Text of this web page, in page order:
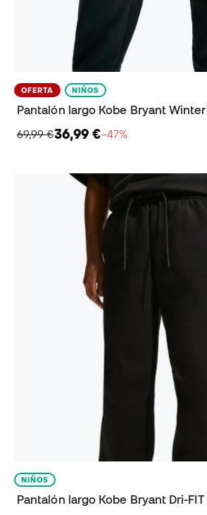
OFERTA NIÑOS
Pantalón largo Kobe Bryant
69,99 €36,99 €−47%
NIÑOS